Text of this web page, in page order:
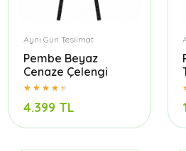
Aynı Gün Teslimat
Pembe Beyaz
Cenaze Çelengi
4.399 TL